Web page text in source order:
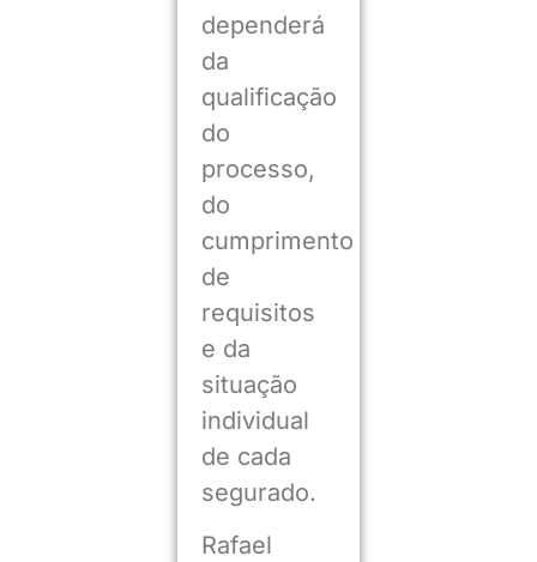
dependerá
da
qualificação
do
processo,
do
cumprimento
de
requisitos
e da
situação
individual
de cada
segurado.
Rafael